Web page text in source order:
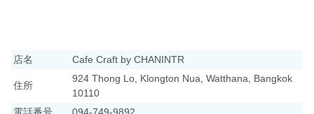
店名 Cafe Craft by CHANINTR
住所
924 Thong Lo, Klongton Nua, Watthana, Bangkok
10110